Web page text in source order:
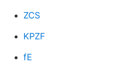
ZCS
KPZF
fE